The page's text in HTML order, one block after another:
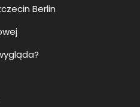
Berlin